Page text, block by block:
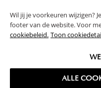
Wil jij je voorkeuren wijzigen?
footer van de website. Voor
cookiebeleid. Toon
ALLE